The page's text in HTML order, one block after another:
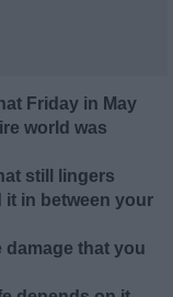
Friday in May
world was
still lingers
it in between your
that you